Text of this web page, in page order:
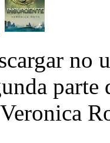
no